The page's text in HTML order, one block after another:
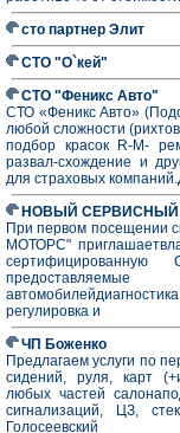
сто партнер Элит
СТО "О`кей"
СТО "Феникс Авто"
СТО «Феникс Авто»
любой сложности
подбор красок R-M-
развал-схождение и
для страховых
НОВЫЙ СЕРВИСНЫЙ
При первом посещении
МОТОРС"
регулировка и
ЧП Боженко
Предлагаем услуги по
сидений, руля, карт
любых частей
сигнализаций, ЦЗ,
Голосеевский